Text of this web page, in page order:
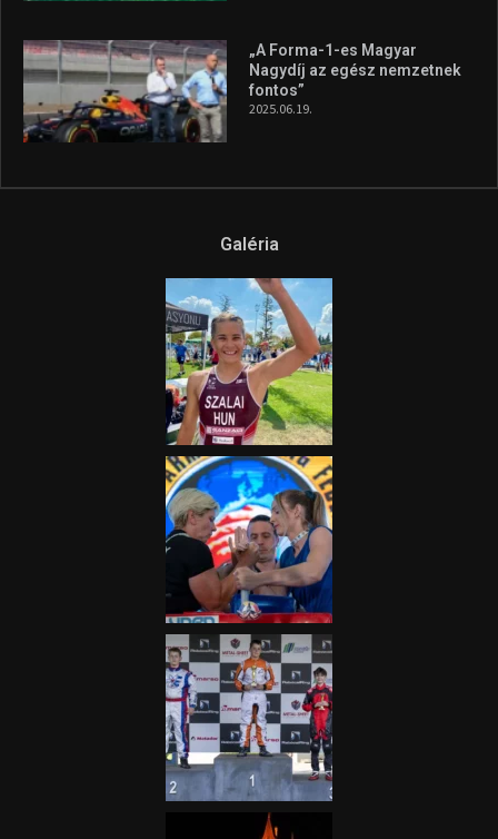
„A Forma-1-es Magyar
Nagydíj az egész nemzetnek
fontos”
2025.06.19.
Galéria